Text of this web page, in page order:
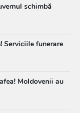
schimbă
Serviciile funerare
Moldovenii au